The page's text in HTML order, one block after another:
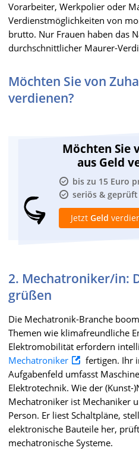
Vorarbeiter, Werkpolier oder
Verdienstmöglichkeiten von
brutto. Nur Frauen haben das
durchschnittlicher Maurer-
Möchten Sie von
verdienen?
Möchten Sie
aus Geld
bis zu 15 Euro
seriös & geprüft
Jetzt Geld
2. Mechatroniker/in:
grüßen
Die Mechatronik-Branche
Themen wie klimafreundliche
Elektromobilität erfordern
Mechatroniker
fertigen. Ihr
Aufgabenfeld umfasst
Elektrotechnik. Wie der (Kunst-
Mechatroniker ist Mechaniker
Person. Er liest Schaltpläne,
elektronische Bauteile her,
mechatronische Systeme.